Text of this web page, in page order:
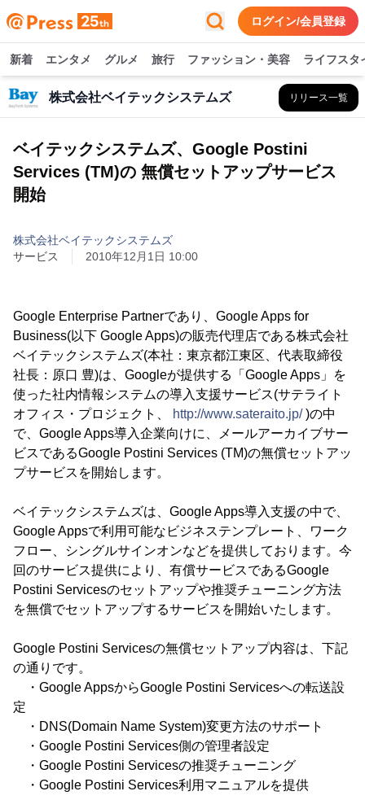
ログイン/会員登録
新着 エンタメ グルメ 旅行 ファッション・美容 ライフスタ
株式会社ベイテックシステムズ リリース一覧
ベイテックシステムズ、Google Postini
Services (TM)の 無償セットアップサービス
開始
株式会社ベイテックシステムズ
サービス
2010年12月1日 10:00
Google Enterprise Partnerであり、Google Apps for
Business(以下 Google Apps)の販売代理店である株式会社
ベイテックシステムズ(本社：東京都江東区、代表取締役
社長：原口 豊)は、Googleが提供する「Google Apps」を
使った社内情報システムの導入支援サービス(サテライト
オフィス・プロジェクト、
http://www.sateraito.jp/)の中
で、Google Apps導入企業向けに、メールアーカイブサー
ビスであるGoogle Postini Services (TM)の無償セットアッ
プサービスを開始します。
ベイテックシステムズは、Google Apps導入支援の中で、
Google Appsで利用可能なビジネステンプレート、ワーク
フロー、シングルサインオンなどを提供しております。今
回のサービス提供により、有償サービスであるGoogle
Postini Servicesのセットアップや推奨チューニング方法
を無償でセットアップするサービスを開始いたします。
Google Postini Servicesの無償セットアップ内容は、下記
の通りです。
・Google AppsからGoogle Postini Servicesへの転送設
定
・DNS(Domain Name System)変更方法のサポート
・Google Postini Services側の管理者設定
・Google Postini Servicesの推奨チューニング
・Google Postini Services利用マニュアルを提供